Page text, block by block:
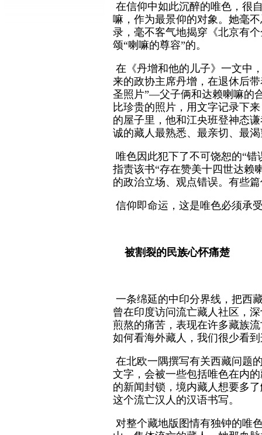
在信仰中如此沉醉的唯色，很
嘛，作为最景仰的对象。她毫
录，毫不客气地揭穿《北京有
颂“喇嘛的尊容”的。
在《丹增和他的儿子》一文中
来的政协主席丹增，在退休后
圣照片”—父子俩和达赖喇嘛的
比珍贵的照片，用文字记录下
的屋子里，他和江央班登神态
诚的藏人最熟悉、最亲切、最
唯色因此犯下了不可饶恕的“
指责该书“存在赞美十四世达赖
的政治立场、观点错误。有些
信仰即命运，这是唯色必须承
被割裂的民族心怀痛楚
一条绵延的中印分界线，把西
曾在印度访问流亡藏人社区，
煎熬的痛苦，表现在许多藏族
如何看海外藏人，我们很少看
在北欧一隅撰写有关西藏问题
文字，会被一些包括唯色在内
的新闻封锁，境内藏人想要多
这个流亡汉人的汉语书写。
对整个藏地版图情有独钟的唯